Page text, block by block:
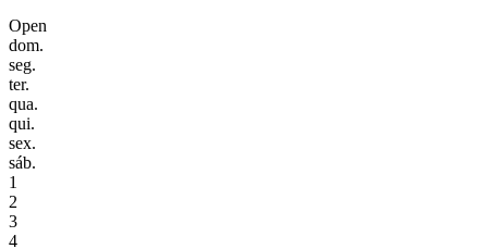
Open
dom.
seg.
ter.
qua.
qui.
sex.
sáb.
1
2
3
4